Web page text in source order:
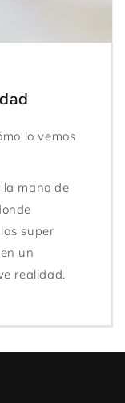
lo vemos
mano de
super
un
realidad.